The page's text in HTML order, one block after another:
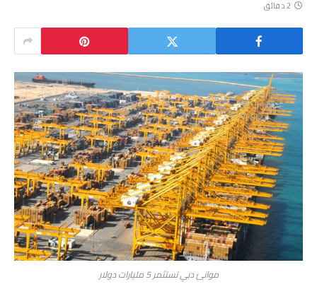
2 دقائق
موانئ دبي تستثمر 5 مليارات دولار